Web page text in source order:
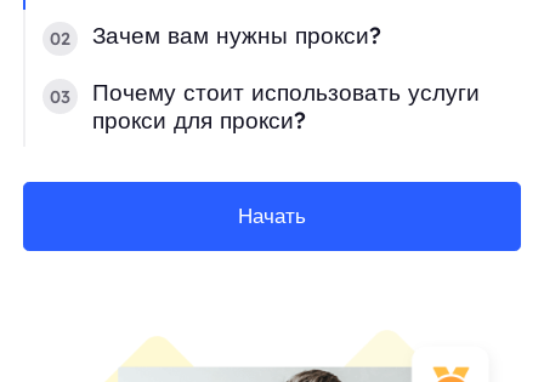
02 Зачем вам нужны прокси?
03
Почему стоит использовать услуги
прокси для прокси?
Начать